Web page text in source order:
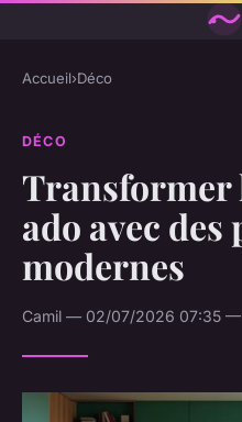
Accueil›Déco
DÉCO
Transformer
ado avec
modernes
Camil — 02/07/2026 07:35 —